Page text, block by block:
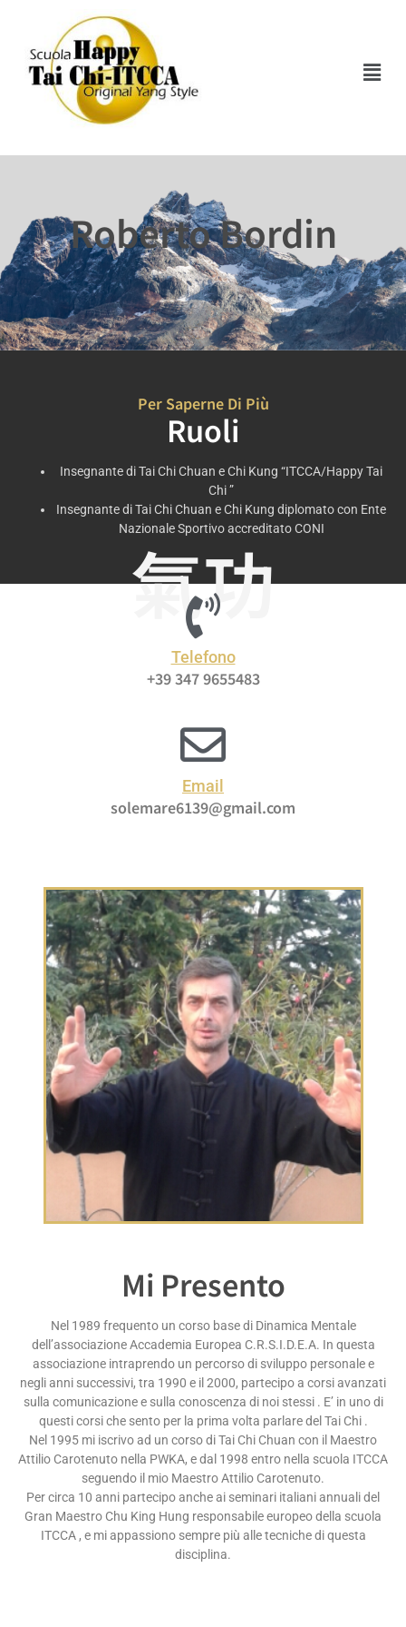
Roberto Bordin
Per Saperne Di Più
Ruoli
Insegnante di Tai Chi Chuan e Chi Kung “ITCCA/Happy Tai
Chi ”
Insegnante di Tai Chi Chuan e Chi Kung diplomato con Ente
Nazionale Sportivo accreditato CONI
Telefono
+39 347 9655483
Email
solemare6139@gmail.com
氣功
Mi Presento
Nel 1989 frequento un corso base di Dinamica Mentale
dell’associazione Accademia Europea C.R.S.I.D.E.A. In questa
associazione intraprendo un percorso di sviluppo personale e
negli anni successivi, tra 1990 e il 2000, partecipo a corsi avanzati
sulla comunicazione e sulla conoscenza di noi stessi . E’ in uno di
questi corsi che sento per la prima volta parlare del Tai Chi .
Nel 1995 mi iscrivo ad un corso di Tai Chi Chuan con il Maestro
Attilio Carotenuto nella PWKA, e dal 1998 entro nella scuola ITCCA
seguendo il mio Maestro Attilio Carotenuto.
Per circa 10 anni partecipo anche ai seminari italiani annuali del
Gran Maestro Chu King Hung responsabile europeo della scuola
ITCCA , e mi appassiono sempre più alle tecniche di questa
disciplina.